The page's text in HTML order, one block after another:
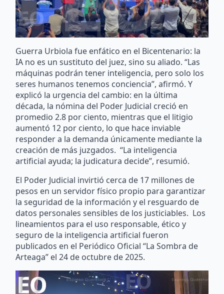
Guerra Urbiola fue enfático en el Bicentenario: la
IA no es un sustituto del juez, sino su aliado. “Las
máquinas podrán tener inteligencia, pero solo los
seres humanos tenemos conciencia”, afirmó. Y
explicó la urgencia del cambio: en la última
década, la nómina del Poder Judicial creció en
promedio 2.8 por ciento, mientras que el litigio
aumentó 12 por ciento, lo que hace inviable
responder a la demanda únicamente mediante la
creación de más juzgados. “La inteligencia
artificial ayuda; la judicatura decide”, resumió.
El Poder Judicial invirtió cerca de 17 millones de
pesos en un servidor físico propio para garantizar
la seguridad de la información y el resguardo de
datos personales sensibles de los justiciables. Los
lineamientos para el uso responsable, ético y
seguro de la inteligencia artificial fueron
publicados en el Periódico Oficial “La Sombra de
Arteaga” el 24 de octubre de 2025.